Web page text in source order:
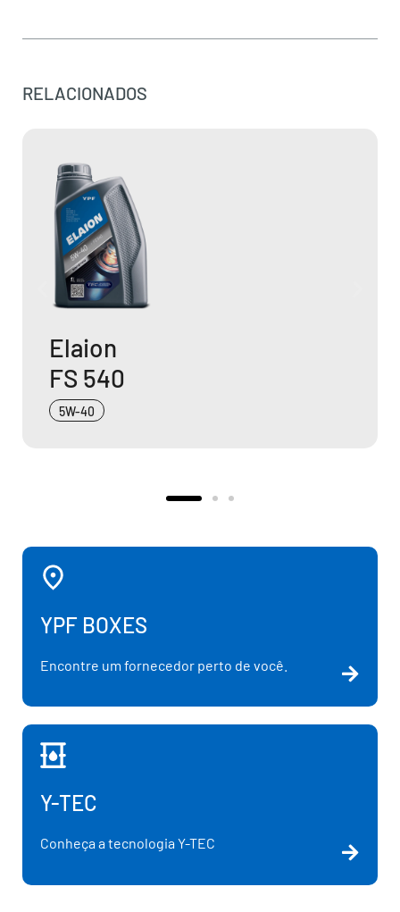
RELACIONADOS
Elaion
FS 530
YPF BOXES
Encontre um fornecedor perto de você.
Y-TEC
Conheça a tecnologia Y-TEC